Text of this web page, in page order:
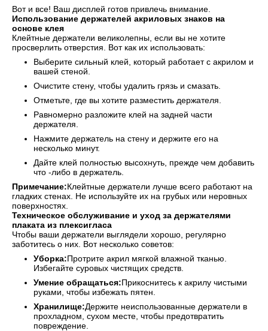
Вот и все! Ваш дисплей готов привлечь внимание.
Использование держателей акриловых знаков на
основе клея
Клейтные держатели великолепны, если вы не хотите
просверлить отверстия. Вот как их использовать:
Выберите сильный клей, который работает с акрилом и
вашей стеной.
Очистите стену, чтобы удалить грязь и смазать.
Отметьте, где вы хотите разместить держателя.
Равномерно разложите клей на задней части
держателя.
Нажмите держатель на стену и держите его на
несколько минут.
Дайте клей полностью высохнуть, прежде чем добавить
что -либо в держатель.
Примечание:Клейтные держатели лучше всего работают на
гладких стенах. Не используйте их на грубых или неровных
поверхностях.
Техническое обслуживание и уход за держателями
плаката из плексигласа
Чтобы ваши держатели выглядели хорошо, регулярно
заботитесь о них. Вот несколько советов:
Уборка:Протрите акрил мягкой влажной тканью.
Избегайте суровых чистящих средств.
Умение обращаться:Прикоснитесь к акрилу чистыми
руками, чтобы избежать пятен.
Хранилище:Держите неиспользованные держатели в
прохладном, сухом месте, чтобы предотвратить
повреждение.